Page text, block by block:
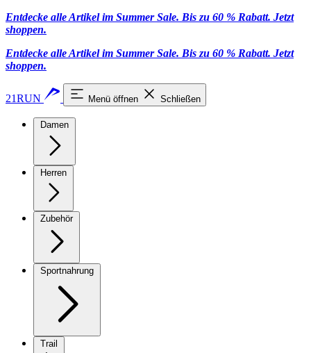
Entdecke alle Artikel im Summer Sale. Bis zu 60 % Rabatt. Jetzt
shoppen.
Entdecke alle Artikel im Summer Sale. Bis zu 60 % Rabatt. Jetzt
shoppen.
21RUN Menü öffnen Schließen
Damen
Herren
Zubehör
Sportnahrung
Trail